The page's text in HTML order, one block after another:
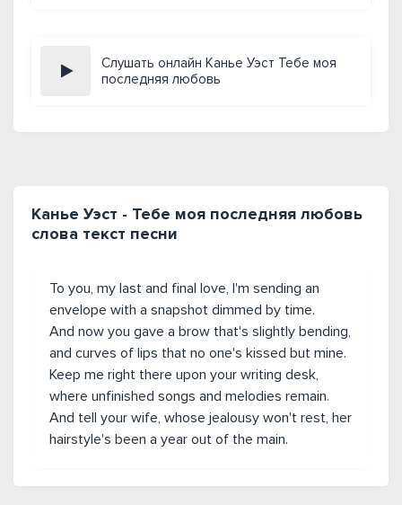
Слушать онлайн Канье Уэст Тебе моя
последняя любовь
Канье Уэст - Тебе моя последняя любовь
слова текст песни
To you, my last and final love, I'm sending an
envelope with a snapshot dimmed by time.
And now you gave a brow that's slightly bending,
and curves of lips that no one's kissed but mine.
Keep me right there upon your writing desk,
where unfinished songs and melodies remain.
And tell your wife, whose jealousy won't rest, her
hairstyle's been a year out of the main.